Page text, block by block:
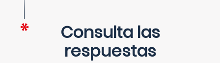
Consulta las
respuestas